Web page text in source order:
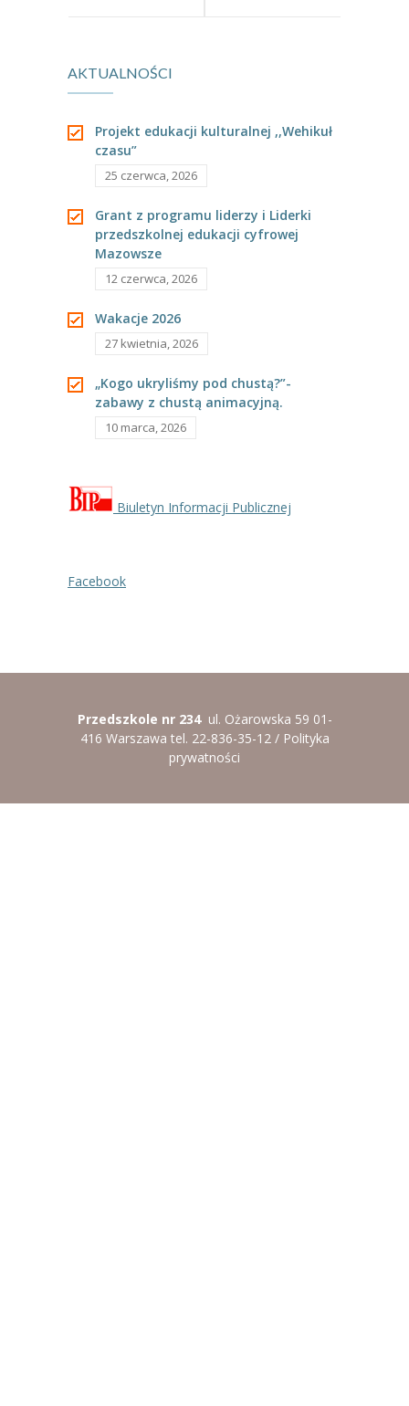
AKTUALNOŚCI
Projekt edukacji kulturalnej ,,Wehikuł
czasu”
25 czerwca, 2026
Grant z programu liderzy i Liderki
przedszkolnej edukacji cyfrowej
Mazowsze
12 czerwca, 2026
Wakacje 2026
27 kwietnia, 2026
„Kogo ukryliśmy pod chustą?”-
zabawy z chustą animacyjną.
10 marca, 2026
Biuletyn Informacji Publicznej
Facebook
Przedszkole nr 234 ul. Ożarowska 59 01-
416 Warszawa tel. 22-836-35-12 / Polityka
prywatności